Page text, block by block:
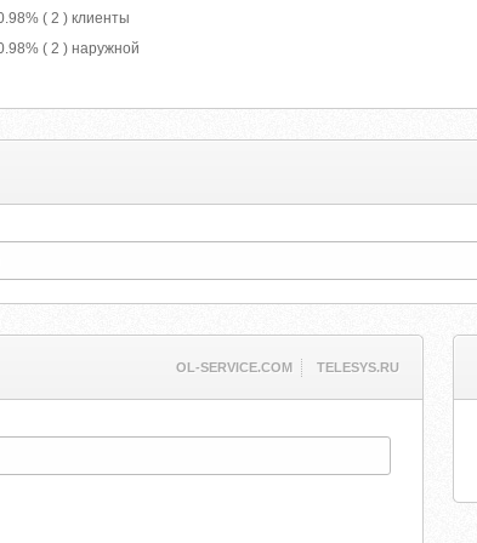
( 2 ) клиенты
( 2 ) наружной
OL-SERVICE.COM TELESYS.RU